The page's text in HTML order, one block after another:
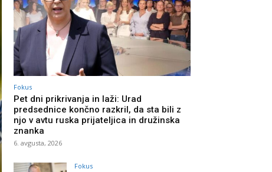
Fokus
Pet dni prikrivanja in laži: Urad
predsednice končno razkril, da sta bili z
njo v avtu ruska prijateljica in družinska
znanka
6. avgusta, 2026
Fokus